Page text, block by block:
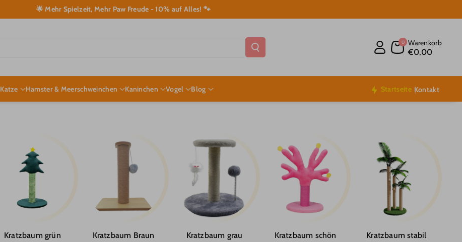
🌟 Mehr Spielzeit, Mehr Paw Freude - 10% auf Alles! 🐾
0 Warenkorb
€0,00
Katze Hamster & Meerschweinchen Kaninchen Vogel Blog Startseite Kontakt
Kratzbaum grün Kratzbaum Braun Kratzbaum grau Kratzbaum schön Kratzbaum stabil